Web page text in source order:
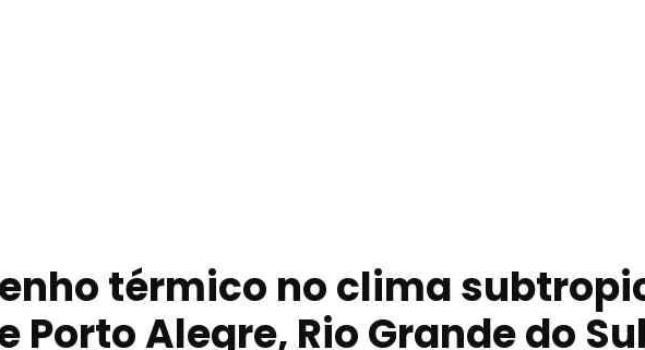
térmico no clima
Porto Alegre, Rio Grande do Sul